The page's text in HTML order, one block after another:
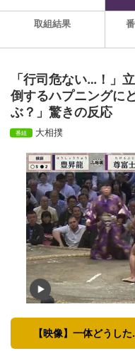
取組結果
「行司危ない…！」
倒するハプニングに
ぶ？」驚きの反応
大相撲
【映像】一体どうし